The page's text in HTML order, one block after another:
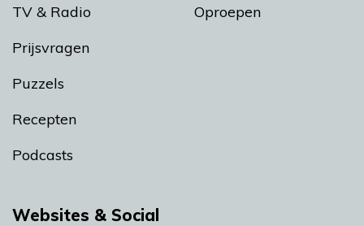
TV & Radio
Prijsvragen
Puzzels
Recepten
Podcasts
Oproepen
Websites & Social